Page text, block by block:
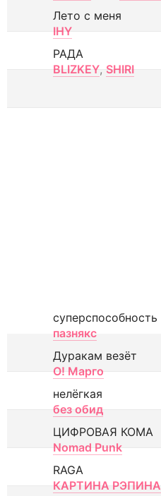
Лето с меня
IHY
РАДА
BLIZKEY, SHIRI
суперспособность
пазнякс
Дуракам везёт
О! Марго
нелёгкая
без обид
ЦИФРОВАЯ КОМА
Nomad Punk
RAGA
КАРТИНА РЭПИНА